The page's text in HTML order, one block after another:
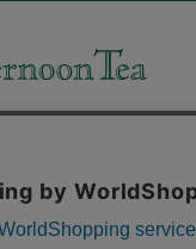
ぴったりの豊富な商品が
ービスもご提供していま